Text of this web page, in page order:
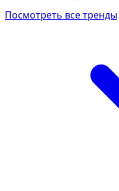
Посмотреть все тренды